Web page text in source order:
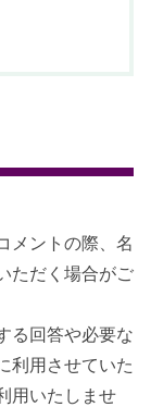
メントの際、名
ただく場合がご
る回答や必要な
利用させていた
用いたしませ